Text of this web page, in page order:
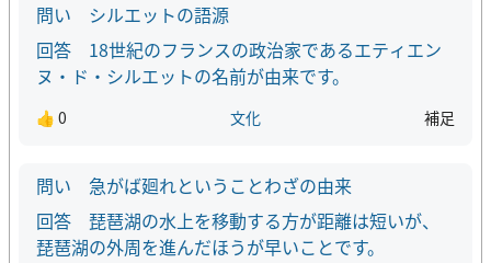
シルエットの語源
18世紀のフランスの政治家であるエティエン
ヌ・ド・シルエットの名前が由来です。
👍 0 文化 補足
急がば廻れということわざの由来
琵琶湖の水上を移動する方が距離は短いが、
琵琶湖の外周を進んだほうが早いことです。